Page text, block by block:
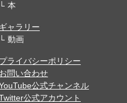
本
ギャラリー
動画
プライバシーポリシー
お問い合わせ
公式チャンネル
公式アカウント